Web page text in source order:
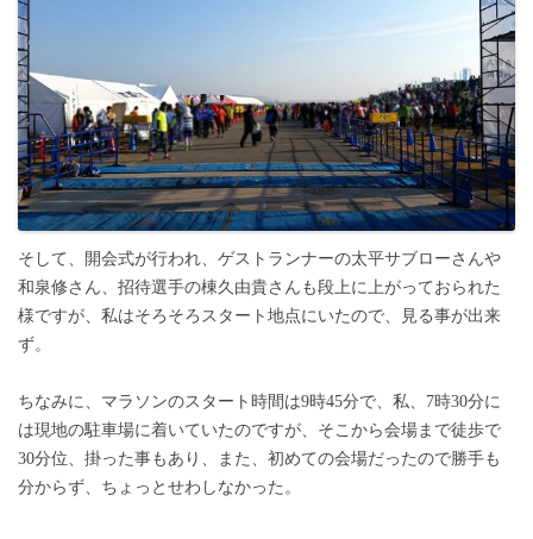
そして、開会式が行われ、ゲストランナーの太平サブローさんや
和泉修さん、招待選手の棟久由貴さんも段上に上がっておられた
様ですが、私はそろそろスタート地点にいたので、見る事が出来
ず。
ちなみに、マラソンのスタート時間は9時45分で、私、7時30分に
は現地の駐車場に着いていたのですが、そこから会場まで徒歩で
30分位、掛った事もあり、また、初めての会場だったので勝手も
分からず、ちょっとせわしなかった。